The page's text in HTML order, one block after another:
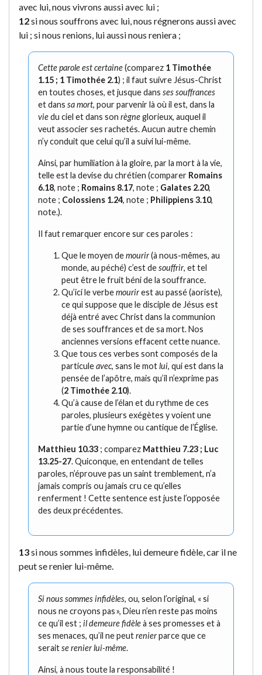
avec lui, nous vivrons aussi avec lui ;
12si nous souffrons avec lui, nous régnerons aussi avec
lui ; si nous renions, lui aussi nous reniera ;
Cette parole est certaine(comparez 1 Timothée
1.15 ; 1 Timothée 2.1) ; il faut suivre Jésus-Christ
en toutes choses, et jusque dans ses souffrances
et dans sa mort, pour parvenir là où il est, dans la
viedu ciel et dans son règneglorieux, auquel il
veut associer ses rachetés. Aucun autre chemin
n’y conduit que celui qu’il a suivi lui-même.
Ainsi, par humiliation à la gloire, par la mort à la vie,
telle est la devise du chrétien (comparer Romains
6.18, note ; Romains 8.17, note ; Galates 2.20,
note ; Colossiens 1.24, note ; Philippiens 3.10,
note.).
Il faut remarquer encore sur ces paroles :
Que le moyen demourir(à nous-mêmes, au
monde, au péché) c’est desouffrir, et tel
peut être le fruit béni de la souffrance.
Qu’ici le verbemourirest au passé (aoriste),
ce qui suppose que le disciple de Jésus est
déjà entré avec Christ dans la communion
de ses souffrances et de sa mort. Nos
anciennes versions effacent cette nuance.
Que tous ces verbes sont composés de la
particuleavec, sans le motlui, qui est dans la
pensée de l’apôtre, mais qu’il n’exprime pas
(2 Timothée 2.10).
Qu’à cause de l’élan et du rythme de ces
paroles, plusieurs exégètes y voient une
partie d’une hymne ou cantique de l’Église.
Matthieu 10.33 ; comparez Matthieu 7.23 ; Luc
13.25-27. Quiconque, en entendant de telles
paroles, n’éprouve pas un saint tremblement, n’a
jamais compris ou jamais cru ce qu’elles
renferment ! Cette sentence est juste l’opposée
des deux précédentes.
13si nous sommes infidèles, lui demeure fidèle, car il ne
peut se renier lui-même.
Si nous sommes infidèles, ou, selon l’original, « si
nous ne croyons pas », Dieu n’en reste pas moins
ce qu’il est ; il demeure fidèleà ses promesses et à
ses menaces, qu’il ne peutrenierparce que ce
seraitse renier lui-même.
Ainsi, à nous toute la responsabilité !